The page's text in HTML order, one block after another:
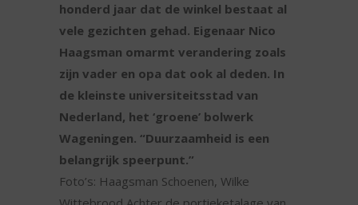
honderd jaar dat de winkel bestaat al
vele gezichten gehad. Eigenaar Nico
Haagsman omarmt verandering zoals
zijn vader en opa dat ook al deden. In
de kleinste universiteitsstad van
Nederland, het ‘groene’ bolwerk
Wageningen. “Duurzaamheid is een
belangrijk speerpunt.”
Foto’s: Haagsman Schoenen, Wilke